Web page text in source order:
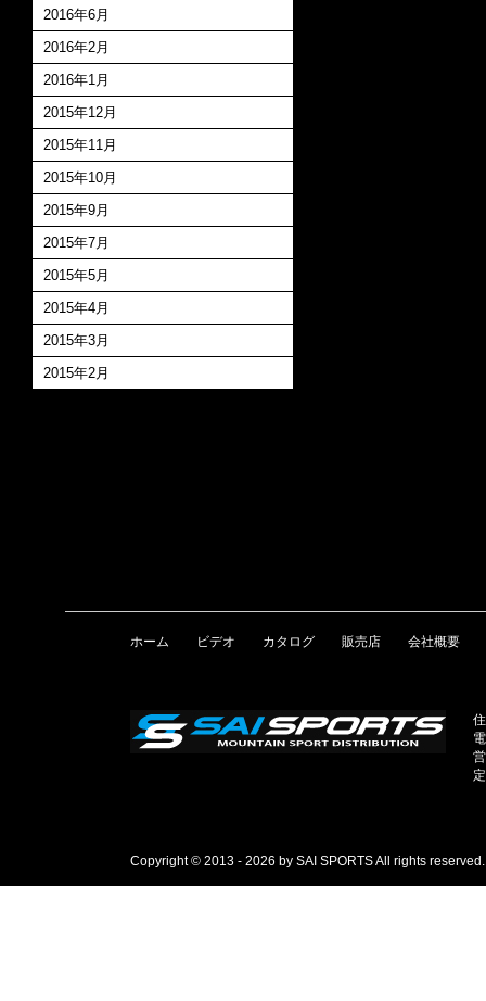
2016年6月
2016年2月
2016年1月
2015年12月
2015年11月
2015年10月
2015年9月
2015年7月
2015年5月
2015年4月
2015年3月
2015年2月
ホーム ビデオ カタログ 販売店 会社概要
Copyright © 2013 - 2026 by SAI SPORTS All rights reserved.